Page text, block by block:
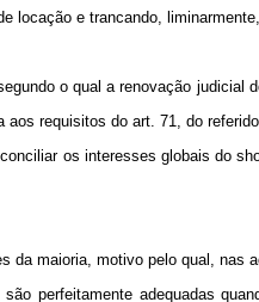
locação e trancando,
o qual a renovação
requisitos do art. 71, do
os interesses globais do
da maioria, motivo pelo qual, nas
perfeitamente adequadas